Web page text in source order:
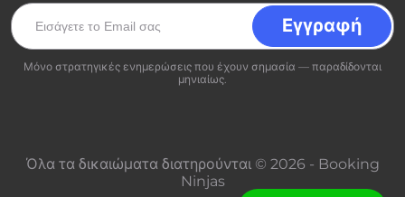
Μόνο στρατηγικές ενημερώσεις που έχουν σημασία — παραδίδονται
μηνιαίως.
Όλα τα δικαιώματα διατηρούνται © 2026 - Booking
Ninjas